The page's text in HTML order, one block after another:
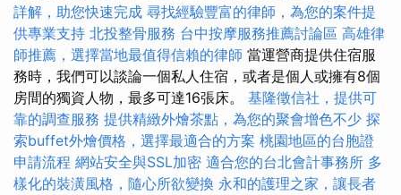
詳解，助您快速完成 尋找經驗豐富的律師，為您的案件提
供專業支持 北投整骨服務 台中按摩服務推薦討論區 高雄律
師推薦，選擇當地最值得信賴的律師 當運營商提供住宿服
務時，我們可以談論一個私人住宿，或者是個人或擁有8個
房間的獨資人物，最多可達16張床。 基隆徵信社，提供可
靠的調查服務 提供精緻外燴茶點，為您的聚會增色不少 探
索buffet外燴價格，選擇最適合的方案 桃園地區的台胞證
申請流程 網站安全與SSL加密 適合您的台北會計事務所 多
樣化的裝潢風格，隨心所欲變換 永和的護理之家，讓長者